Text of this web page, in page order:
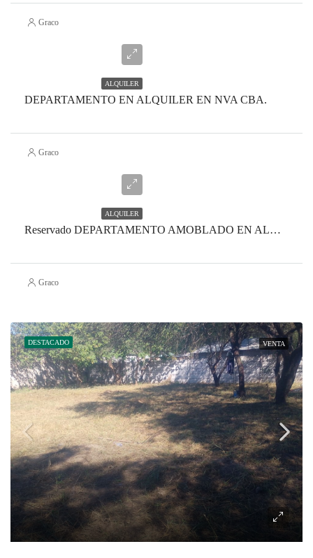
Graco
ALQUILER
DEPARTAMENTO EN ALQUILER EN NVA CBA.
Graco
ALQUILER
Reservado DEPARTAMENTO AMOBLADO EN ALQUILER CENTRO
Graco
DESTACADO VENTA